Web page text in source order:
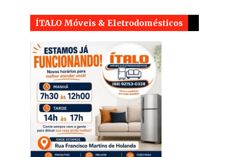
ÍTALO Móveis & Eletrodomésticos